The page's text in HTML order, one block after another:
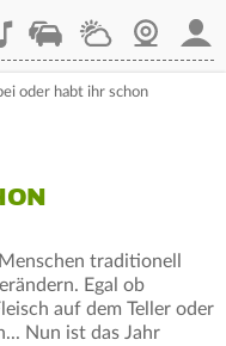
StaupilotWetterWebcam
oder habt ihr schon
traditionell
Egal ob
auf dem Teller oder
Nun ist das Jahr